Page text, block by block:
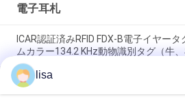
電子耳札
ICAR認証済みRFID FDX-B電子イヤー
ムカラー134.2 KHz動物識別タグ（牛、
畜産用防水電子耳タグと動物管理用長
lisa